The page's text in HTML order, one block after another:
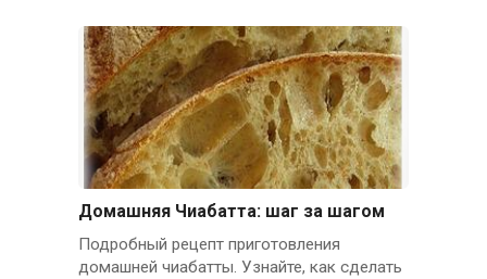
Домашняя Чиабатта: шаг за шагом
Подробный рецепт приготовления
домашней чиабатты. Узнайте, как сделать